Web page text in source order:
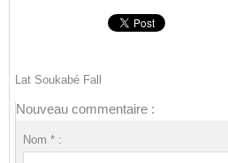
Lat Soukabé Fall
Nouveau commentaire :
Nom * :